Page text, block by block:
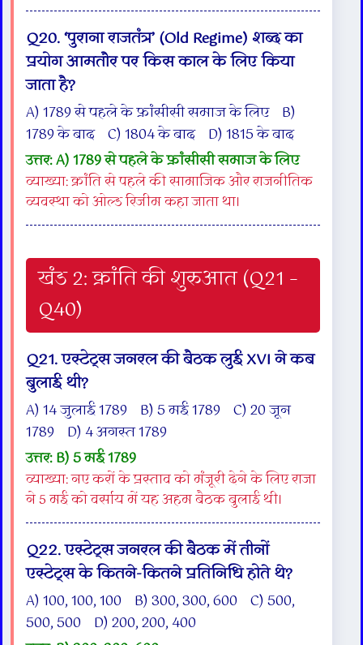
Q20. ‘पुराना राजतंत्र’ (Old Regime) शब्द का
प्रयोग आमतौर पर किस काल के लिए किया
जाता है?
A) 1789 से पहले के फ्रांसीसी समाज के लिए B)
1789 के बाद C) 1804 के बाद D) 1815 के बाद
उत्तर: A) 1789 से पहले के फ्रांसीसी समाज के लिए
व्याख्या: क्रांति से पहले की सामाजिक और राजनीतिक
व्यवस्था को ओल्ड रिजीम कहा जाता था।
खंड 2: क्रांति की शुरुआत (Q21 –
Q40)
Q21. एस्टेट्स जनरल की बैठक लुई XVI ने कब
बुलाई थी?
A) 14 जुलाई 1789 B) 5 मई 1789 C) 20 जून
1789 D) 4 अगस्त 1789
उत्तर: B) 5 मई 1789
व्याख्या: नए करों के प्रस्ताव को मंजूरी देने के लिए राजा
ने 5 मई को वर्साय में यह अहम बैठक बुलाई थी।
Q22. एस्टेट्स जनरल की बैठक में तीनों
एस्टेट्स के कितने-कितने प्रतिनिधि होते थे?
A) 100, 100, 100 B) 300, 300, 600 C) 500,
500, 500 D) 200, 200, 400